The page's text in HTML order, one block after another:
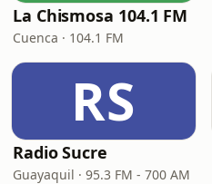
La Chismosa 104.1 FM
Cuenca · 104.1 FM
RS
Radio Sucre
Guayaquil · 95.3 FM - 700 AM